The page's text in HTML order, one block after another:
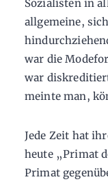
Sozialisten in
allgemeine,
war die
war
meinte man,
Jede Zeit hat
heute „Primat
Primat